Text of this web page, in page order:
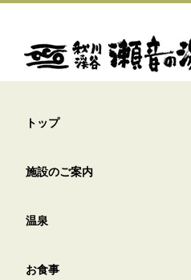
トップ
施設のご案内
温泉
お食事